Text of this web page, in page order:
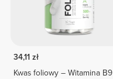
34,11 zł
Kwas foliowy – Witamina B9